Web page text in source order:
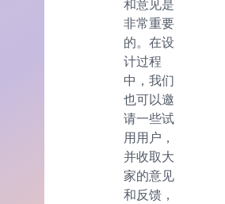
和意见是
非常重要
的。在设
计过程
中，我们
也可以邀
请一些试
用用户，
并收取大
家的意见
和反馈，